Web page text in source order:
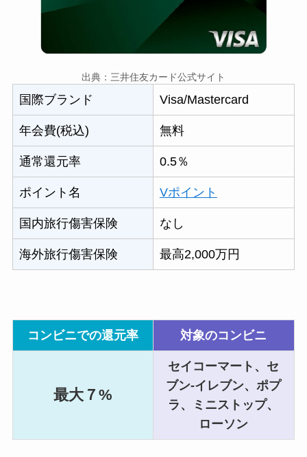
出典：三井住友カード公式サイト
国際ブランド Visa/Mastercard
年会費(税込) 無料
通常還元率 0.5％
ポイント名 Vポイント
国内旅行傷害保険 なし
海外旅行傷害保険 最高2,000万円
コンビニでの還元率 対象のコンビニ
最大７%
セイコーマート、セ
ブン‐イレブン、ポプ
ラ、ミニストップ、
ローソン